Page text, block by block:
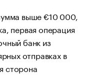
выше €10 000,
первая операция
банк из
отправках в
сторона